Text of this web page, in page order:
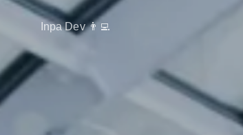
Inpa Dev 👨‍💻